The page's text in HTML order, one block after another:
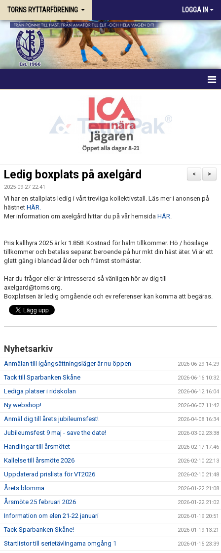
TORNS RYTTARFÖRENING LOGGA IN
STALLPLATS
TÄVLING
RIDHUSKALENDER
KONTAKT
BLI SPONSOR!
HIPPOCRATES
STÖTTA TORNS
LEKTIONSPLANERING RIDSKOLA
>
<
Ledig boxplats på axelgård
2025-09-27 22:41
Vi har en stallplats ledig i vårt trevliga kollektivstall. Läs mer i anonsen på
hästnet HÄR.
Mer information om axelgård hittar du på vår hemsida HÄR.
Pris kallhyra 2025 är kr 1.858. Kostnad för halm tillkommer. Hö / hösilage
tillkommer och betalas separat beroende på hur mkt din häst äter. Vi är ett
glatt gäng i blandad ålder och främst storhästar.
Har du frågor eller är intresserad så vänligen hör av dig till
axelgard@torns.org.
Boxplatsen är ledig omgående och ev referenser kan komma att begäras.
Nyhetsarkiv
Anmälan till igångsättningsläger är nu öppen 2026-06-29 14:29
Tack till Sparbanken Skåne 2026-06-16 10:32
Lediga platser i ridskolan 2026-06-12 16:04
Ny webshop! 2026-06-07 11:42
Anmäl dig till årets jubileumsfest! 2026-04-08 16:34
Jubileumsfest 9 maj - save the date! 2026-03-02 23:38
Handlingar till årsmötet 2026-02-17 17:46
Kallelse till årsmöte 2026 2026-02-10 22:13
Uppdaterad prislista för VT2026 2026-02-10 21:48
Årets blomma 2026-01-22 21:08
Årsmöte 25 februari 2026 2026-01-22 21:02
Information om elen 21-22 januari 2026-01-19 20:51
Tack Sparbanken Skåne! 2026-01-19 13:21
Startlistor till serietävlingarna omgång 1 2026-01-15 23:39